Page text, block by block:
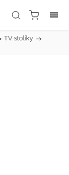
TV stolíky /